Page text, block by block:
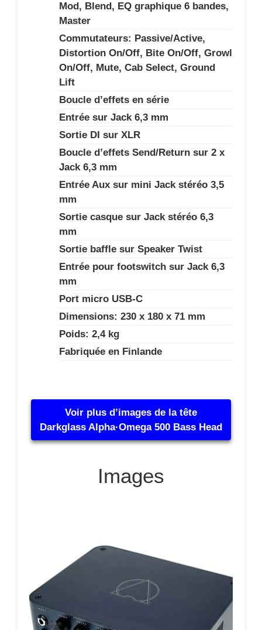
Mod, Blend, EQ graphique 6 bandes,
Master
Commutateurs: Passive/Active,
Distortion On/Off, Bite On/Off, Growl
On/Off, Mute, Cab Select, Ground
Lift
Boucle d’effets en série
Entrée sur Jack 6,3 mm
Sortie DI sur XLR
Boucle d’effets Send/Return sur 2 x
Jack 6,3 mm
Entrée Aux sur mini Jack stéréo 3,5
mm
Sortie casque sur Jack stéréo 6,3
mm
Sortie baffle sur Speaker Twist
Entrée pour footswitch sur Jack 6,3
mm
Port micro USB-C
Dimensions: 230 x 180 x 71 mm
Poids: 2,4 kg
Fabriquée en Finlande
Voir plus d’images de la tête
Darkglass Alpha·Omega 500 Bass Head
Images